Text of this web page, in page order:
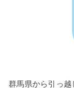
群馬県から引っ